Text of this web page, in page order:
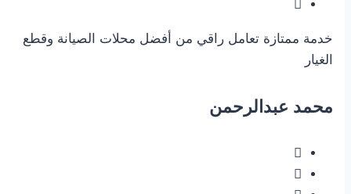
خدمة ممتازة تعامل راقي من أفضل محلات الصيانة وقطع
الغيار
محمد عبدالرحمن